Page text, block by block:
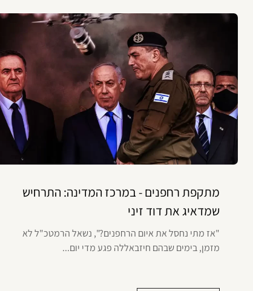
מתקפת רחפנים - במרכז המדינה: התרחיש
שמדאיג את דוד זיני
"אז מתי נחסל את איום הרחפנים?", נשאל הרמטכ"ל לא
מזמן, בימים שבהם חיזבאללה פגע מדי יום...